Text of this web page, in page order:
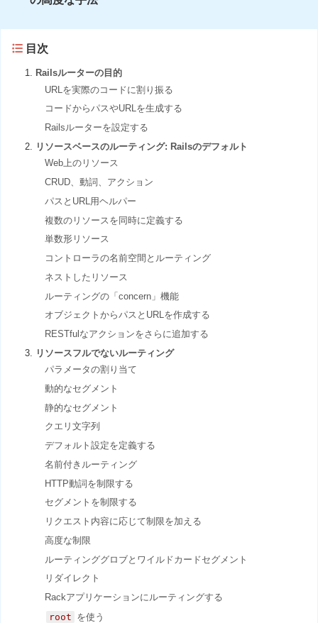
目次
Railsルーターの目的
URLを実際のコードに割り振る
コードからパスやURLを生成する
Railsルーターを設定する
リソースベースのルーティング: Railsのデフォルト
Web上のリソース
CRUD、動詞、アクション
パスとURL用ヘルパー
複数のリソースを同時に定義する
単数形リソース
コントローラの名前空間とルーティング
ネストしたリソース
ルーティングの「concern」機能
オブジェクトからパスとURLを作成する
RESTfulなアクションをさらに追加する
リソースフルでないルーティング
パラメータの割り当て
動的なセグメント
静的なセグメント
クエリ文字列
デフォルト設定を定義する
名前付きルーティング
HTTP動詞を制限する
セグメントを制限する
リクエスト内容に応じて制限を加える
高度な制限
ルーティンググロブとワイルドカードセグメント
リダイレクト
Rackアプリケーションにルーティングする
root を使う